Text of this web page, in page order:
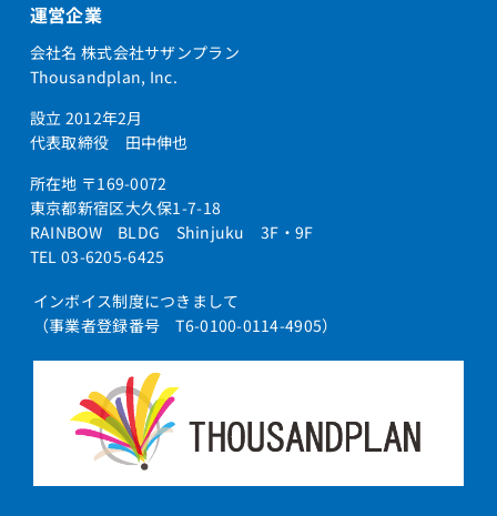
運営企業
会社名 株式会社サザンプラン
Thousandplan, Inc.
設立 2012年2月
代表取締役 田中伸也
所在地 〒169-0072
東京都新宿区大久保1-7-18
RAINBOW BLDG Shinjuku 3F・9F
TEL 03-6205-6425
インボイス制度につきまして
（事業者登録番号 T6-0100-0114-4905）